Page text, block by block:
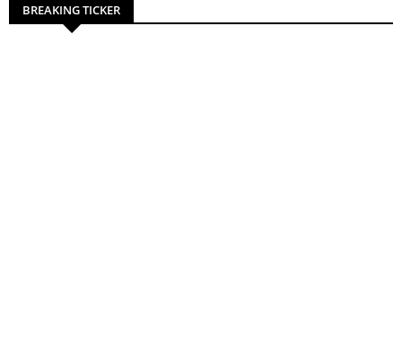
BREAKING TICKER